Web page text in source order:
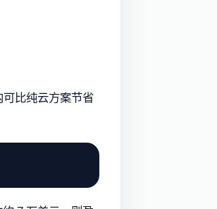
比纯云方案节省